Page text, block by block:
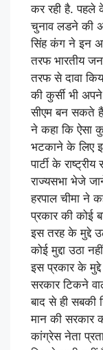
कर रही है. पहले
चुनाव लडने की
सिंह कंग ने इन
तरफ भारतीय
तरफ से दावा
की कुर्सी भी
सीएम बन सकते
ने कहा कि ऐसा
भटकाने के लिए
पार्टी के
राज्यसभा भेजे
हरपाल चीमा ने
प्रकार की कोई
इस तरह के मुद्दे
कोई मुद्दा उठा
इस प्रकार के
सरकार टिकने
बाद से ही सबकी
मान की सरकार
कांग्रेस नेता